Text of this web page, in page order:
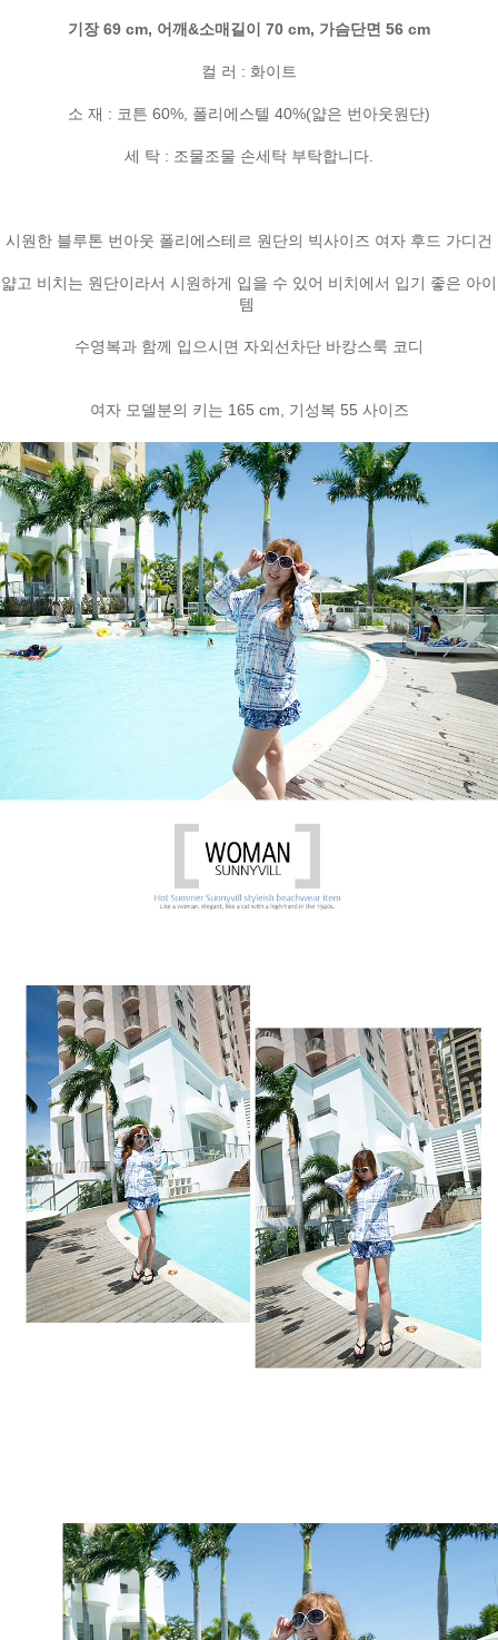
기장 69 cm, 어깨&소매길이 70 cm, 가슴단면 56 cm
컬 러 : 화이트
소 재 : 코튼 60%, 폴리에스텔 40%(얇은 번아웃원단)
세 탁 : 조물조물 손세탁 부탁합니다
시원한 블루톤 번아웃 폴리에스테르 원단의 빅사이즈 여자 후드 가디건
얇고 비치는 원단이라서 시원하게 입을 수 있어 비치에서 입기 좋은 아이
템
수영복과 함께 입으시면 자외선차단 바캉스룩 코디
여자 모델분의 키는 165 cm, 기성복 55 사이즈